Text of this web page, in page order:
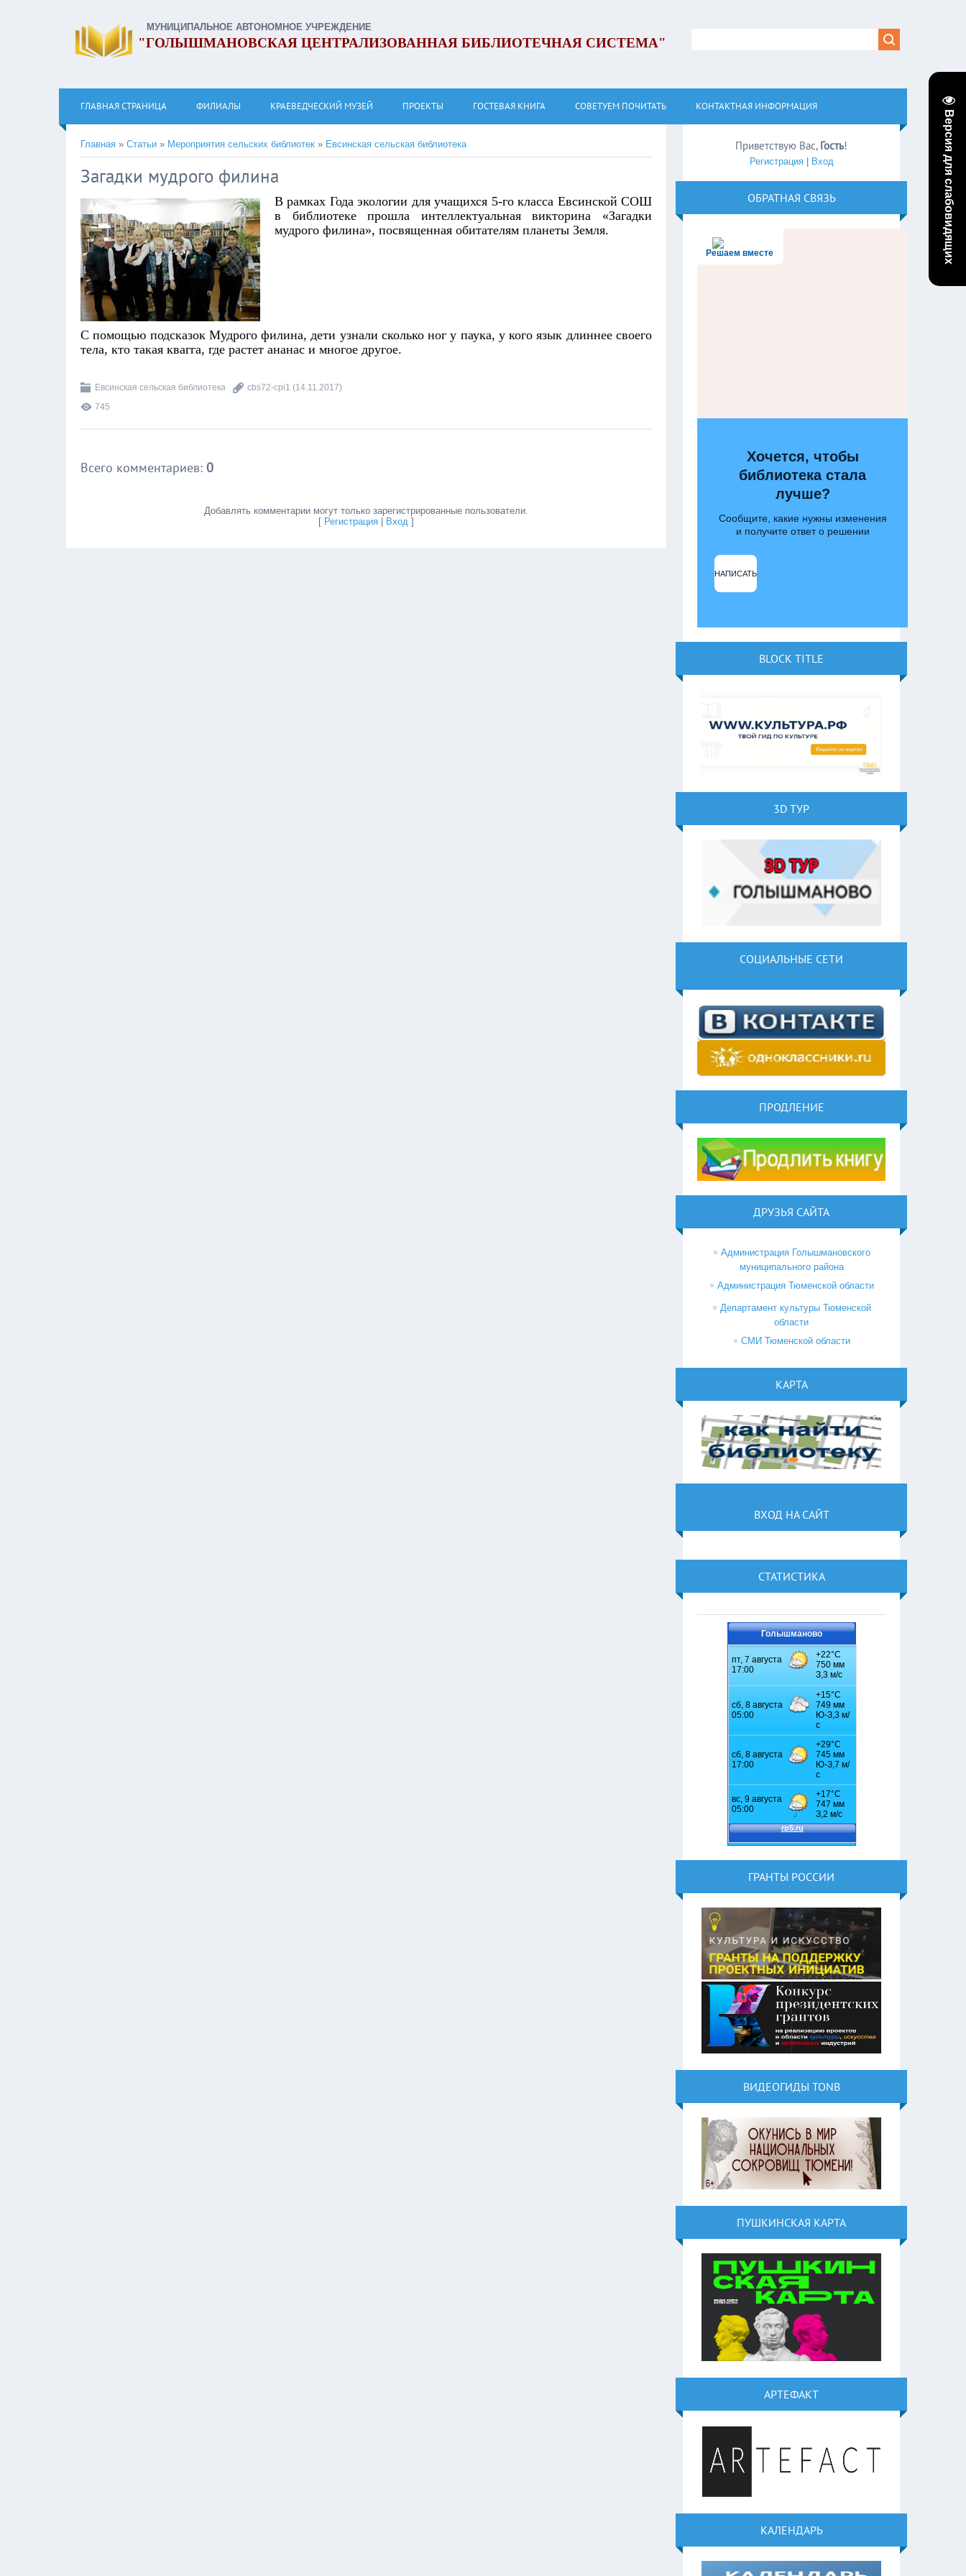
Версия для слабовидящих
МУНИЦИПАЛЬНОЕ АВТОНОМНОЕ УЧРЕЖДЕНИЕ
"ГОЛЫШМАНОВСКАЯ ЦЕНТРАЛИЗОВАННАЯ БИБЛИОТЕЧНАЯ СИСТЕМА"
ГЛАВНАЯ СТРАНИЦА ФИЛИАЛЫ КРАЕВЕДЧЕСКИЙ МУЗЕЙ ПРОЕКТЫ ГОСТЕВАЯ КНИГА СОВЕТУЕМ ПОЧИТАТЬ КОНТАКТНАЯ ИНФОРМАЦИЯ
Главная » Статьи » Мероприятия сельских библиотек » Евсинская сельская библиотека
Загадки мудрого филина
В рамках Года экологии для учащихся 5-го класса Евсинской СОШ
в библиотеке прошла интеллектуальная викторина «Загадки
мудрого филина», посвященная обитателям планеты Земля.
С помощью подсказок Мудрого филина, дети узнали сколько ног у паука, у кого язык длиннее своего
тела, кто такая квагга, где растет ананас и многое другое.
Евсинская сельская библиотека cbs72-cpi1 (14.11.2017)
745
Всего комментариев: 0
Добавлять комментарии могут только зарегистрированные пользователи.
[ Регистрация Вход ]
Приветствую Вас, Гость!
Регистрация| Вход
ОБРАТНАЯ СВЯЗЬ
Решаем вместе
Хочется, чтобы
библиотека стала
лучше?
Сообщите, какие нужны изменения
и получите ответ о решении
НАПИСАТЬ
BLOCK TITLE
3D ТУР
СОЦИАЛЬНЫЕ СЕТИ
ПРОДЛЕНИЕ
ДРУЗЬЯ САЙТА
Администрация Голышмановского
муниципального района
Администрация Тюменской области
Департамент культуры Тюменской
области
СМИ Тюменской области
КАРТА
ВХОД НА САЙТ
СТАТИСТИКА
Голышманово
ГРАНТЫ РОССИИ
ВИДЕОГИДЫ TONB
ПУШКИНСКАЯ КАРТА
АРТЕФАКТ
КАЛЕНДАРЬ